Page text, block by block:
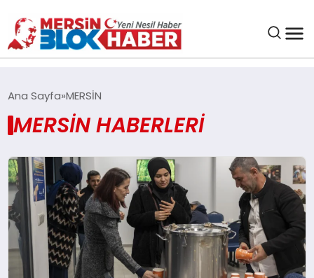
SAĞLIK
ASAYIŞ
EĞITIM
EKONOMI
Ana Sayfa MERSİN
MERSİN HABERLERI